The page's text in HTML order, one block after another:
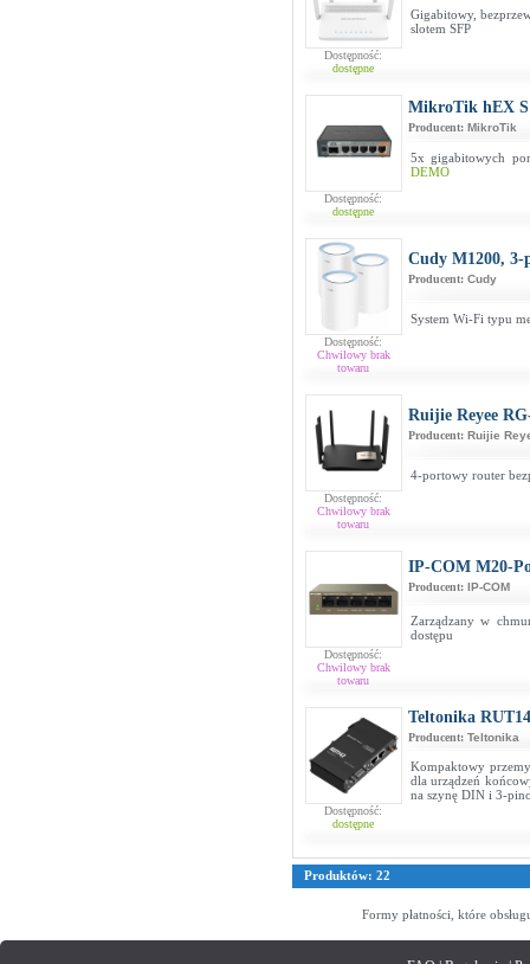
Dostępność:
dostępne
Gigabitowy,
slotem SFP
Dostępność:
dostępne
MikroTik hEX S
Producent: MikroTik
5x gigabitowych
DEMO
Dostępność:
Chwilowy brak
towaru
Cudy M1200, 3-
Producent: Cudy
System Wi-Fi typu
Dostępność:
Chwilowy brak
towaru
Ruijie Reyee
Producent: Ruijie
4-portowy router
Dostępność:
Chwilowy brak
towaru
IP-COM M20-
Producent: IP-COM
Zarządzany w
dostępu
Dostępność:
dostępne
Teltonika
Producent: Teltonika
Kompaktowy
dla urządzeń
na szynę DIN i 3-
Produktów: 22
Formy płatności, które